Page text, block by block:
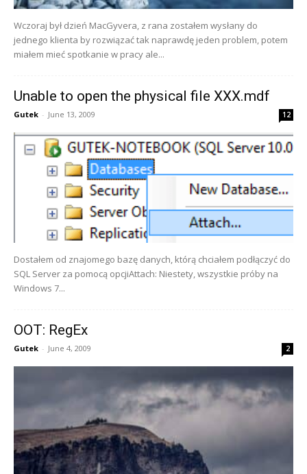
Wczoraj był dzień MacGyvera, z rana zostałem wysłany do
jednego klienta by rozwiązać tak naprawdę jeden problem, potem
miałem mieć spotkanie w pracy ale...
Unable to open the physical file XXX.mdf
Gutek - June 13, 2009 12
Dostałem od znajomego bazę danych, którą chciałem podłączyć do
SQL Server za pomocą opcjiAttach: Niestety, wszystkie próby na
Windows 7...
OOT: RegEx
Gutek - June 4, 2009 2